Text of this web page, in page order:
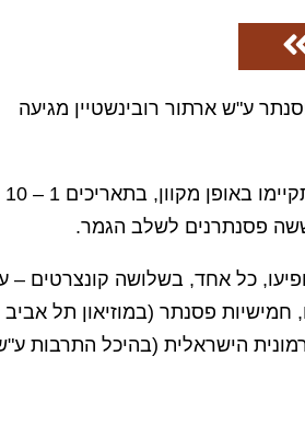
הבינלאומית ה-16 לפסנתר ע"ש ארתור רובינשטיין מגיעה
שלבים א' ו- ב' של התחרות התקיימו באופן מקוון, בתאריכים 1 – 10
כל אחד, בשלושה קונצרטים –
פסנתר (במוזיאון תל אביב
הישראלית (בהיכל התרבות